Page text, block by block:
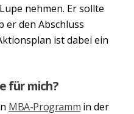
nehmen. Er sollte
er den Abschluss
ist dabei ein
für mich?
MBA-Programm in der